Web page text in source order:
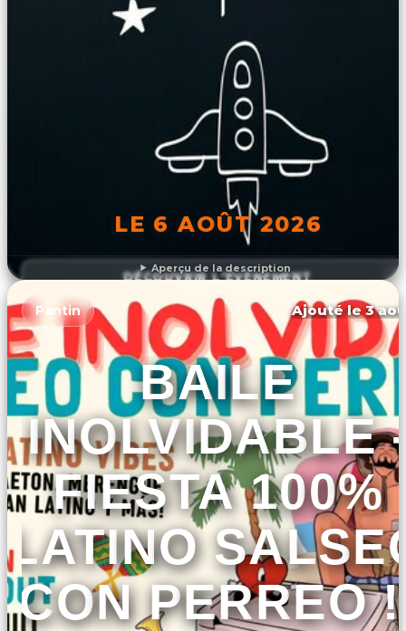
Aperçu de la description
LE 6 AOÛT 2026
DÉCOUVRIR L'ÉVÉNEMENT
Pantin Ajouté le 3
BAILE
INOLVIDABLE
FIESTA 100%
LATINO
CON PERREO